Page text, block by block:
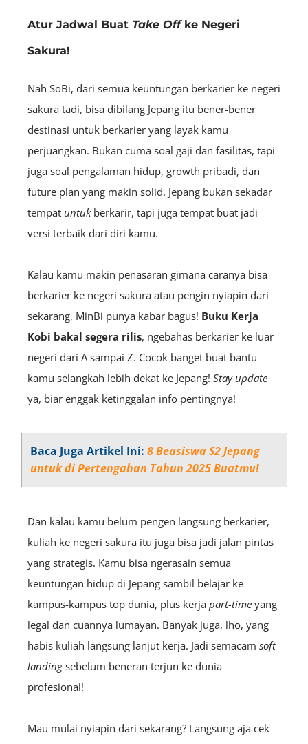
Atur Jadwal Buat Take Offke Negeri
Sakura!
Nah SoBi, dari semua keuntungan berkarier ke negeri
sakura tadi, bisa dibilang Jepang itu bener-bener
destinasi untuk berkarier yang layak kamu
perjuangkan. Bukan cuma soal gaji dan fasilitas, tapi
juga soal pengalaman hidup, growth pribadi, dan
future plan yang makin solid. Jepang bukan sekadar
tempat untuk berkarir, tapi juga tempat buat jadi
versi terbaik dari diri kamu.
Kalau kamu makin penasaran gimana caranya bisa
berkarier ke negeri sakura atau pengin nyiapin dari
sekarang, MinBi punya kabar bagus! Buku Kerja
Kobi bakal segera rilis, ngebahas berkarier ke luar
negeri dari A sampai Z. Cocok banget buat bantu
kamu selangkah lebih dekat ke Jepang! Stay update
ya, biar enggak ketinggalan info pentingnya!
Baca Juga Artikel Ini: 8 Beasiswa S2 Jepang
untuk di Pertengahan Tahun 2025 Buatmu!
Dan kalau kamu belum pengen langsung berkarier,
kuliah ke negeri sakura itu juga bisa jadi jalan pintas
yang strategis. Kamu bisa ngerasain semua
keuntungan hidup di Jepang sambil belajar ke
kampus-kampus top dunia, plus kerja part-time yang
legal dan cuannya lumayan. Banyak juga, lho, yang
habis kuliah langsung lanjut kerja. Jadi semacam soft
landingsebelum beneran terjun ke dunia
profesional!
Mau mulai nyiapin dari sekarang? Langsung aja cek